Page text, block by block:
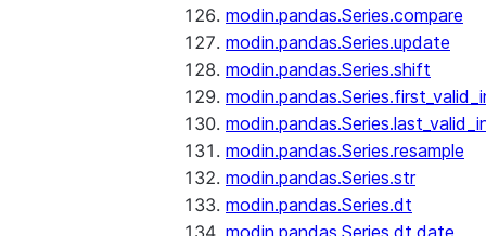
modin.pandas.Series.compare
modin.pandas.Series.update
modin.pandas.Series.shift
modin.pandas.Series.resample
modin.pandas.Series.str
modin.pandas.Series.dt
modin.pandas.Series.dt.date